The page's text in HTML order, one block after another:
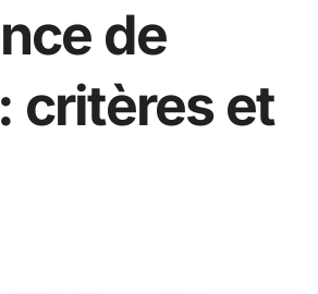
de
critères et